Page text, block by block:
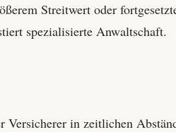
Streitwert oder
spezialisierte Anwalt­schaft.
in zeitlichen